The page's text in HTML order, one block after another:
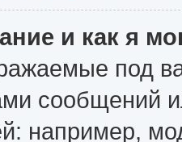
и как я
под
сообщений
например,